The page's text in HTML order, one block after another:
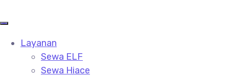
Layanan
Sewa ELF
Sewa Hiace